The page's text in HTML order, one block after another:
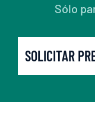
Sólo
SOLICITAR